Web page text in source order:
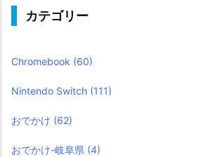
カテゴリー
Chromebook (60)
Nintendo Switch (111)
おでかけ (62)
おでかけ-岐阜県 (4)